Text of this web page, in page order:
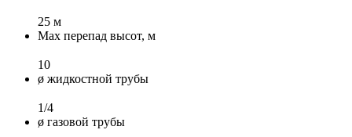
25 м
Max перепад высот, м
10
ø жидкостной трубы
1/4
ø газовой трубы